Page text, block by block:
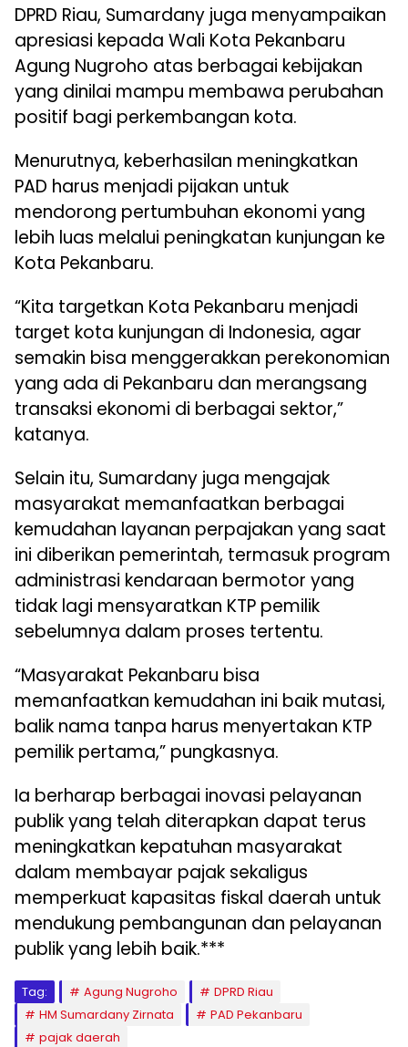
DPRD Riau, Sumardany juga menyampaikan
apresiasi kepada Wali Kota Pekanbaru
Agung Nugroho atas berbagai kebijakan
yang dinilai mampu membawa perubahan
positif bagi perkembangan kota.
Menurutnya, keberhasilan meningkatkan
PAD harus menjadi pijakan untuk
mendorong pertumbuhan ekonomi yang
lebih luas melalui peningkatan kunjungan ke
Kota Pekanbaru.
“Kita targetkan Kota Pekanbaru menjadi
target kota kunjungan di Indonesia, agar
semakin bisa menggerakkan perekonomian
yang ada di Pekanbaru dan merangsang
transaksi ekonomi di berbagai sektor,”
katanya.
Selain itu, Sumardany juga mengajak
masyarakat memanfaatkan berbagai
kemudahan layanan perpajakan yang saat
ini diberikan pemerintah, termasuk program
administrasi kendaraan bermotor yang
tidak lagi mensyaratkan KTP pemilik
sebelumnya dalam proses tertentu.
“Masyarakat Pekanbaru bisa
memanfaatkan kemudahan ini baik mutasi,
balik nama tanpa harus menyertakan KTP
pemilik pertama,” pungkasnya.
Ia berharap berbagai inovasi pelayanan
publik yang telah diterapkan dapat terus
meningkatkan kepatuhan masyarakat
dalam membayar pajak sekaligus
memperkuat kapasitas fiskal daerah untuk
mendukung pembangunan dan pelayanan
publik yang lebih baik.***
Tag: Agung Nugroho
DPRD Riau
HM Sumardany Zirnata
PAD Pekanbaru
pajak daerah